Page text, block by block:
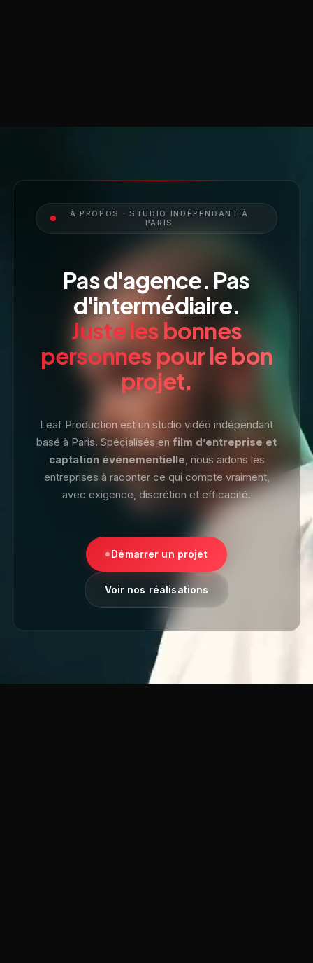
À PROPOS · STUDIO INDÉPENDANT À
PARIS
Pas d'agence. Pas
d'intermédiaire.
Juste les bonnes
personnes pour le bon
projet.
Leaf Production est un studio vidéo indépendant
basé à Paris. Spécialisés en film d’entreprise et
captation événementielle, nous aidons les
entreprises à raconter ce qui compte vraiment,
avec exigence, discrétion et efficacité.
Démarrer un projet
Voir nos réalisations